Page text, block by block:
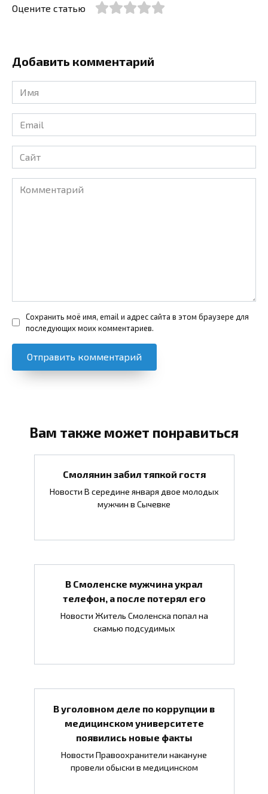
Оцените статью
Добавить комментарий
Имя
*
Email
*
Сайт
Комментарий
Сохранить моё имя, email и адрес сайта в этом браузере для
последующих моих комментариев.
Вам также может понравиться
Смолянин забил тяпкой гостя
Новости В середине января двое молодых
мужчин в Сычевке
В Смоленске мужчина украл
телефон, а после потерял его
Новости Житель Смоленска попал на
скамью подсудимых
В уголовном деле по коррупции в
медицинском университете
появились новые факты
Новости Правоохранители накануне
провели обыски в медицинском